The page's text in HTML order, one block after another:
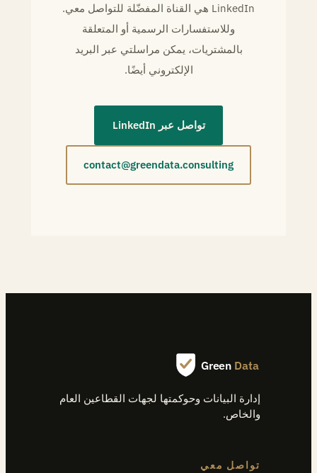
LinkedIn هي القناة المفضّلة للتواصل معي.
وللاستفسارات الرسمية أو المتعلقة
بالمشتريات، يمكن مراسلتي عبر البريد
الإلكتروني أيضًا.
تواصل عبر LinkedIn
contact@greendata.consulting
Green Data
إدارة البيانات وحوكمتها لجهات القطاعين العام
والخاص.
تواصل معي